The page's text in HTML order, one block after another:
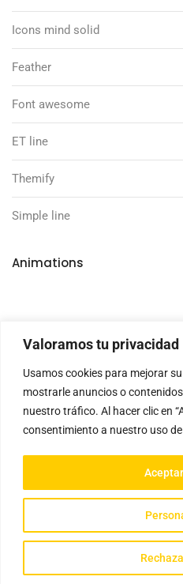
Valoramos tu privacidad
Usamos cookies para mejorar
mostrarle anuncios o
nuestro tráfico. Al hacer clic en
consentimiento a nuestro uso
Icons mind solid
Feather
Font awesome
ET line
Themify
Simple line
Animations
Gathisteria © 2023 Todos
Aviso